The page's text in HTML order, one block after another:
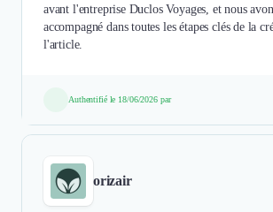
avant l'entreprise Duclos Voyages, et nous
accompagné dans toutes les étapes clés de la
l'article.
Authentifié le 18/06/2026 par
orizair